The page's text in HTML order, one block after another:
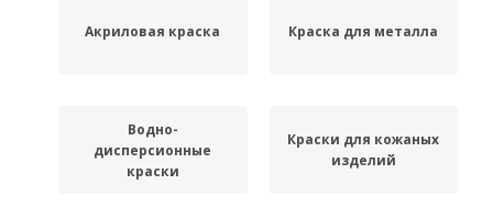
Акриловая краска Краска для металла
Водно-
дисперсионные
краски
Краски для кожаных
изделий